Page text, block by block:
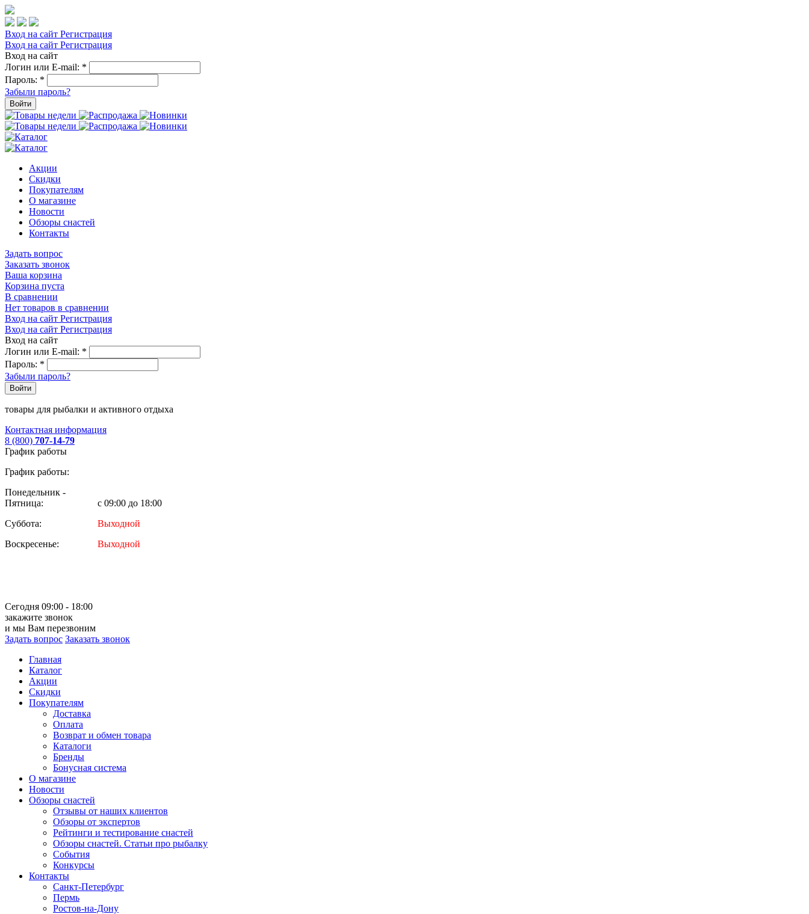
Вход на сайт Регистрация
Вход на сайт Регистрация
Вход на сайт
Логин или E-mail: *
Пароль: *
Забыли пароль?
Войти
Акции
Скидки
Покупателям
О магазине
Новости
Обзоры снастей
Контакты
Задать вопрос
Заказать звонок
Ваша корзина
Корзина пуста
В сравнении
Нет товаров в сравнении
Вход на сайт Регистрация
Вход на сайт Регистрация
Вход на сайт
Логин или E-mail: *
Пароль: *
Забыли пароль?
Войти
товары для рыбалки и активного отдыха
Контактная информация
8 (800) 707-14-79
График работы
График работы:
Понедельник -
Пятница:
с 09:00 до 18:00
Суббота:
Выходной
Воскресенье:
Выходной
Сегодня 09:00 - 18:00
закажите звонок
и мы Вам перезвоним
Задать вопрос Заказать звонок
Главная
Каталог
Акции
Скидки
Покупателям
Доставка
Оплата
Возврат и обмен товара
Каталоги
Бренды
Бонусная система
О магазине
Новости
Обзоры снастей
Отзывы от наших клиентов
Обзоры от экспертов
Рейтинги и тестирование снастей
Обзоры снастей. Статьи про рыбалку
События
Конкурсы
Контакты
Санкт-Петербург
Пермь
Ростов-на-Дону